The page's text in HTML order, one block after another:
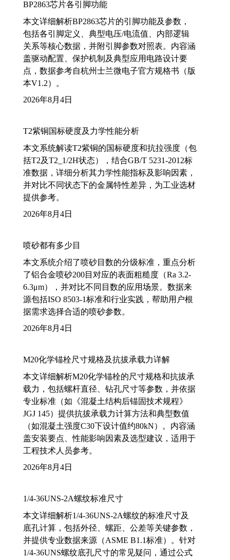
BP2863芯片各引脚功能
本文详细解析BP2863芯片的引脚功能及参数，
包括各引脚定义、典型电压/电流值、内部逻辑
关系等核心数据，并附引脚参数对照表。内容涵
盖驱动配置、保护机制及典型应用电路设计要
点，数据参考自杭州士兰微电子官方规格书（版
本V1.2）。
2026年8月4日
T2紫铜国标硬度及力学性能分析
本文系统解读T2紫铜的国标硬度和抗拉强度（包
括T2及T2_1/2H状态），结合GB/T 5231-2012标
准数据，详细分析其力学性能指标及影响因素，
并对比不同状态下的金属特性差异，为工业选材
提供参考。
2026年8月4日
喷砂都有多少目
本文系统介绍了喷砂目数的分级标准，重点分析
了铝合金喷砂200目对应的表面粗糙度（Ra 3.2-
6.3μm），并对比不同目数的应用场景。数据来
源包括ISO 8503-1标准和行业实践，帮助用户根
据需求选择合适的喷砂参数。
2026年8月4日
M20化学锚栓尺寸规格及抗拔承载力详解
本文详细解析M20化学锚栓的尺寸规格和抗拔承
载力，包括螺杆直径、钻孔尺寸等参数，并依据
专业标准（如《混凝土结构后锚固技术规程》
JGJ 145）提供抗拔承载力计算方法和典型数值
（如混凝土强度C30下设计值约80kN）。内容涵
盖安装要点、性能影响因素及选型建议，适用于
工程技术人员参考。
2026年8月4日
1/4-36UNS-2A螺纹标准尺寸
本文详细解析1/4-36UNS-2A螺纹的标准尺寸及
底孔计算，包括外径、螺距、公差等关键参数，
并提供专业数据来源（ASME B1.1标准）。针对
1/4-36UNS螺纹底孔尺寸的常见疑问，通过公式